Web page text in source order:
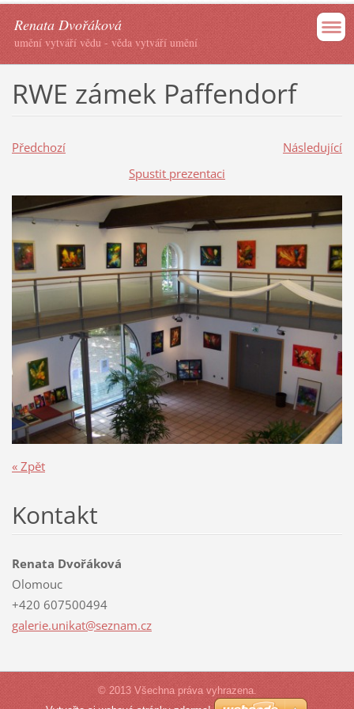
Renata Dvořáková
umění vytváří vědu - věda vytváří umění
RWE zámek Paffendorf
Předchozí
Následující
Spustit prezentaci
« Zpět
Kontakt
Renata Dvořáková
Olomouc
+420 607500494
galerie.unikat@seznam.cz
© 2013 Všechna práva vyhrazena.